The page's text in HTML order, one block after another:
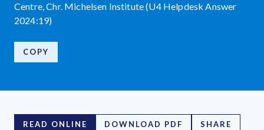
Centre, Chr. Michelsen Institute (U4 Helpdesk Answer
2024:19)
COPY
READ ONLINE DOWNLOAD PDF SHARE